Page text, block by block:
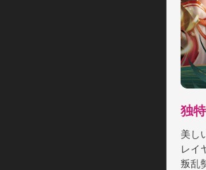
を大
曹操
場へ
げよ
▼策
リア
なる
った
独
美し
レイ
叛乱